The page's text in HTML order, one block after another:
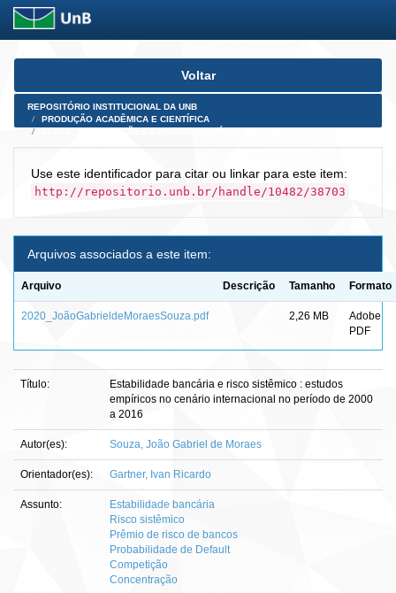
Skip
Voltar
REPOSITÓRIO INSTITUCIONAL DA UNB
PRODUÇÃO ACADÊMICA E CIENTÍFICA
Use este identificador para citar ou linkar para este item:
http://repositorio.unb.br/handle/10482/38703
Arquivos associados a este item:
Arquivo Descrição Tamanho Formato
2020_JoãoGabrieldeMoraesSouza.pdf 2,26 MB
Adobe
PDF
Título:
Estabilidade bancária e risco sistêmico : estudos
empíricos no cenário internacional no período de 2000
a 2016
Autor(es): Souza, João Gabriel de Moraes
Orientador(es): Gartner, Ivan Ricardo
Assunto:
Estabilidade bancária
Risco sistêmico
Prêmio de risco de bancos
Probabilidade de Default
Competição
Concentração